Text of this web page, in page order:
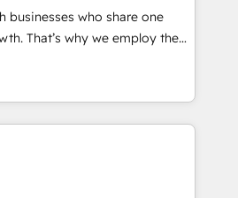
from strategy to
training. Skilled in-house
with external platforms.
campuses across Belgium, The
Volvo, Farmaline, Agilitas,
businesses who share one
the
technology in our
sales enablement and
deliver month-on-month
businesses. These methods
budget is being used